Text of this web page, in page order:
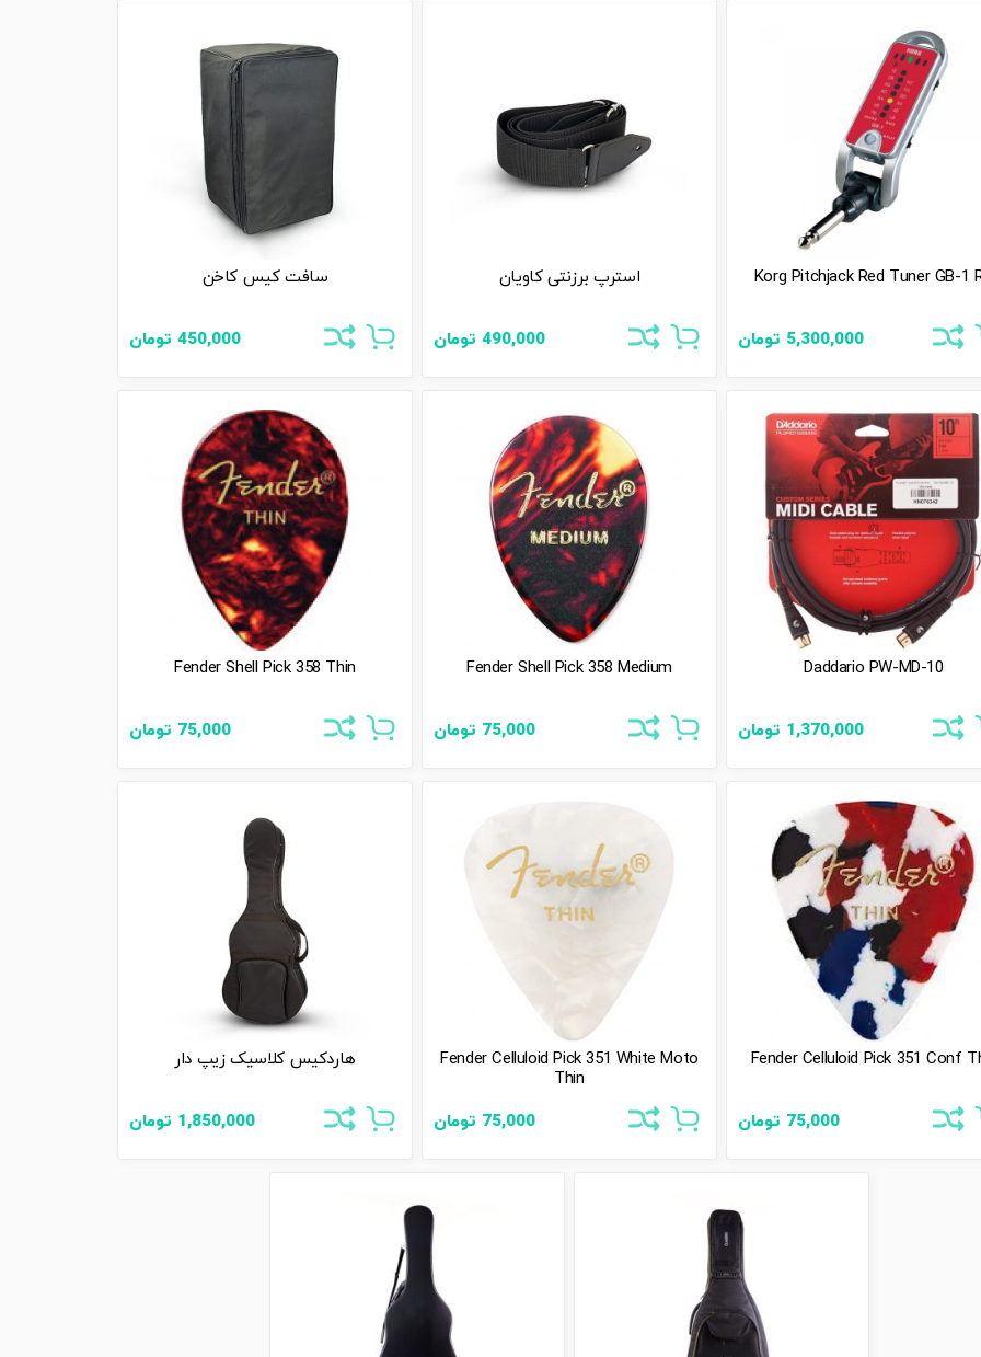
Korg Pitchjack Red Tuner GB-1
5,300,000 تومان
استرپ برزنتی کاویان
490,000 تومان
سافت کیس کاخن
450,000 تومان
Daddario PW-MD-10
1,370,000 تومان
Fender Shell Pick 358 Medium
75,000 تومان
Fender Shell Pick 358 Thin
75,000 تومان
Fender Celluloid Pick 351 Conf
75,000 تومان
Fender Celluloid Pick 351 White Moto
Thin
75,000 تومان
هاردکیس کلاسیک زیپ دار
1,850,000 تومان